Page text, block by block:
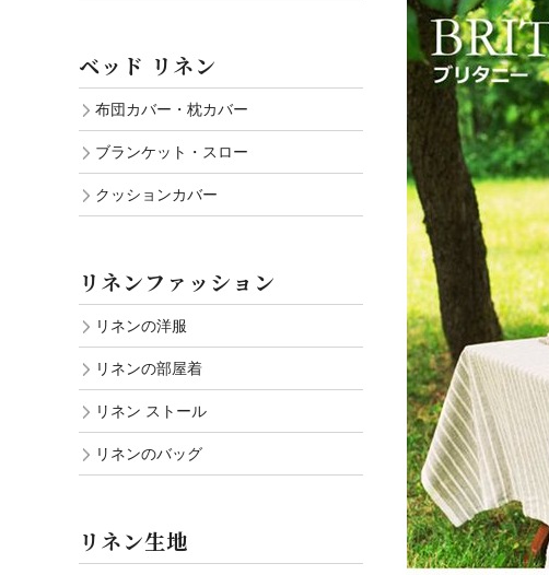
ベッド リネン
布団カバー・枕カバー
ブランケット・スロー
クッションカバー
リネンファッション
リネンの洋服
リネンの部屋着
リネン ストール
リネンのバッグ
リネン生地